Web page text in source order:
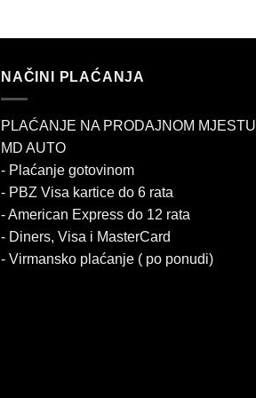
NAČINI PLAĆANJA
PLAĆANJE NA PRODAJNOM MJESTU
MD AUTO
- Plaćanje gotovinom
- PBZ Visa kartice do 6 rata
- American Express do 12 rata
- Diners, Visa i MasterCard
- Virmansko plaćanje ( po ponudi)